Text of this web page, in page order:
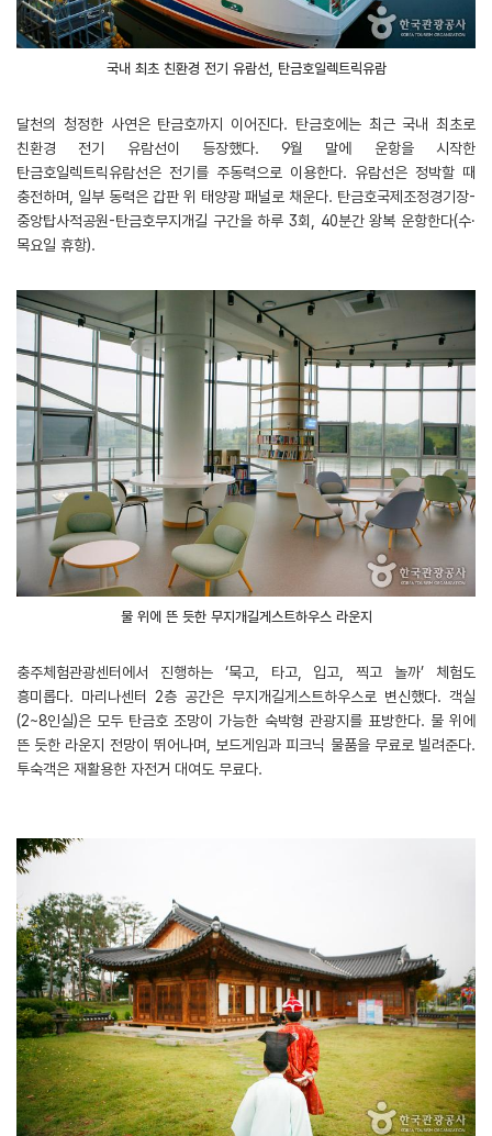
국내 최초 친환경 전기 유람선, 탄금호일렉트릭유람
달천의 청정한 사연은 탄금호까지 이어진다. 탄금호에는 최근 국내 최초로
친환경 전기 유람선이 등장했다. 9월 말에 운항을 시작한
탄금호일렉트릭유람선은 전기를 주동력으로 이용한다. 유람선은 정박할 때
충전하며, 일부 동력은 갑판 위 태양광 패널로 채운다. 탄금호국제조정경기장-
중앙탑사적공원-탄금호무지개길 구간을 하루 3회, 40분간 왕복 운항한다(수·
목요일 휴항).
물 위에 뜬 듯한 무지개길게스트하우스 라운지
충주체험관광센터에서 진행하는 ‘묵고, 타고, 입고, 찍고 놀까’ 체험도
흥미롭다. 마리나센터 2층 공간은 무지개길게스트하우스로 변신했다. 객실
(2~8인실)은 모두 탄금호 조망이 가능한 숙박형 관광지를 표방한다. 물 위에
뜬 듯한 라운지 전망이 뛰어나며, 보드게임과 피크닉 물품을 무료로 빌려준다.
투숙객은 재활용한 자전거 대여도 무료다.